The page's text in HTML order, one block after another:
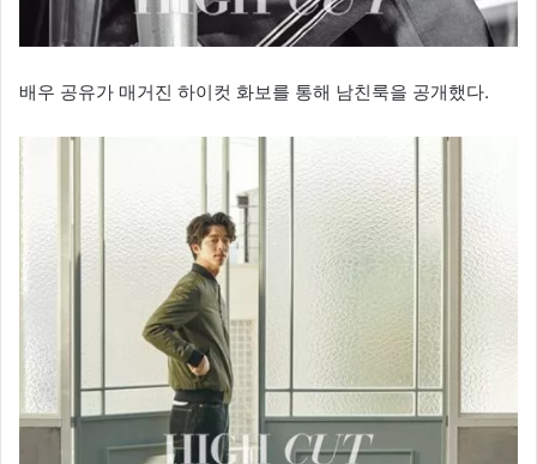
배우 공유가 매거진 하이컷 화보를 통해 남친룩을 공개했다.